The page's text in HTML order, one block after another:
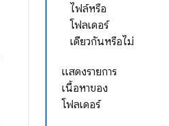
ไฟล์หรือ
โฟลเดอร์
เดียวกันหรือไม่
แสดงรายการ
เนื้อหาของ
โฟลเดอร์